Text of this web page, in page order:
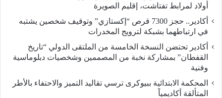
أولاد لمرابط تفتاشت، إقليم الصويرة
أكادير.. حجز 7300 قرص “إكستازي” وتوقيف شخصين يشتبه
في ارتباطهما بشبكة لترويج المخدرات
أكادير تحتضن النسخة الخامسة من الملتقى الدولي “تاريخ
القفطان” بمشاركة نخبة من المصممين وشخصيات دبلوماسية
وفنية
المحكمة الابتدائية ببيوكرى ترسي تقاليد التميز والاحتفاء بالأطر
المتألقة أكاديمياً